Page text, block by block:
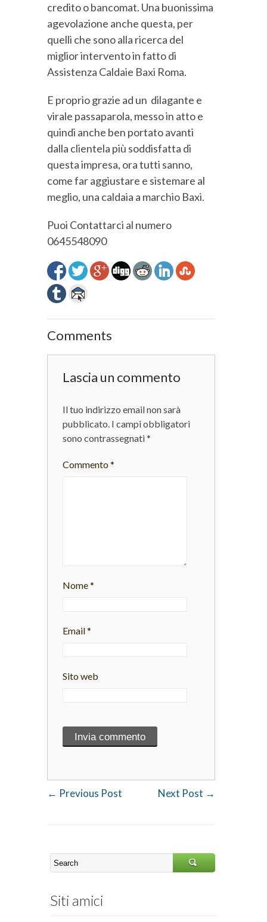
credito o bancomat. Una buonissima
agevolazione anche questa, per
quelli che sono alla ricerca del
miglior intervento in fatto di
Assistenza Caldaie Baxi Roma.
E proprio grazie ad un dilagante e
virale passaparola, messo in atto e
quindi anche ben portato avanti
dalla clientela più soddisfatta di
questa impresa, ora tutti sanno,
come far aggiustare e sistemare al
meglio, una caldaia a marchio Baxi.
Puoi Contattarci al numero
0645548090
Comments
Lascia un commento
Il tuo indirizzo email non sarà
pubblicato. I campi obbligatori
sono contrassegnati*
Commento*
Nome*
Email*
Sito web
← Previous Post Next Post →
Siti amici